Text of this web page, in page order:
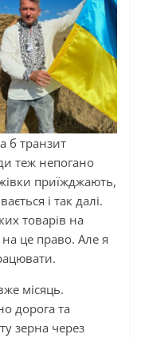
б транзит
теж непогано
приїжджають,
і так далі.
товарів на
це право. Але я
місяць.
дорога та
зерна через